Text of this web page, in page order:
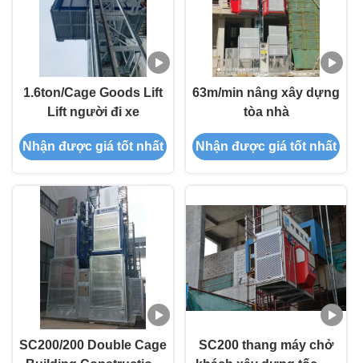
1.6ton/Cage Goods Lift
Lift người đi xe
Nhận được giá tốt nhất
63m/min nâng xây dựng
tòa nhà
Nhận được giá tốt nhất
SC200/200 Double Cage
SC200 thang máy chở